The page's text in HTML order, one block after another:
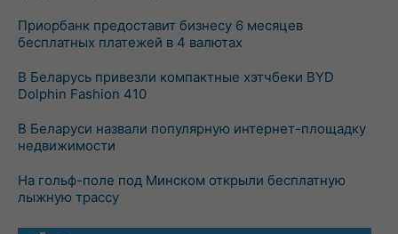
Приорбанк предоставит бизнесу 6 месяцев
бесплатных платежей в 4 валютах
В Беларусь привезли компактные хэтчбеки BYD
Dolphin Fashion 410
В Беларуси назвали популярную интернет-площадку
недвижимости
На гольф-поле под Минском открыли бесплатную
лыжную трассу